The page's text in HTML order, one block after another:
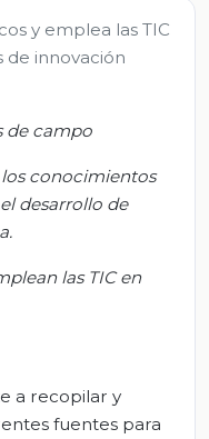
y emplea las TIC
de innovación
de campo
conocimientos
desarrollo de
las TIC en
a recopilar y
fuentes para